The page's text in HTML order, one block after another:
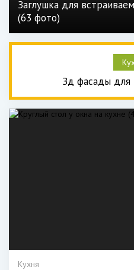
Заглушка для
(63 фото)
Зд фасады для
Кухня